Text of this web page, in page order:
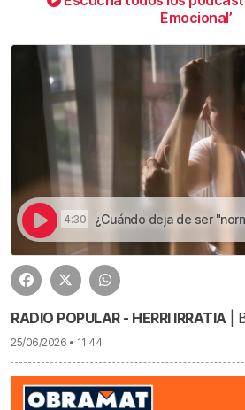
Emocional’
4:30 ¿Cuándo deja de ser "normal" el dolor? Desmontando los mitos sobre el duelo |
RADIO POPULAR - HERRI IRRATIA|
25/06/2026 • 11:44